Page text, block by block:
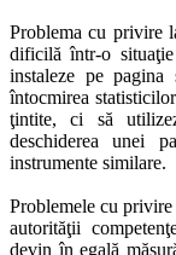
Problema cu privire
dificilă într-o
instaleze pe pagina
întocmirea
ţintite, ci să
deschiderea unei
instrumente similare.
Problemele cu
autorităţii
devin în egală